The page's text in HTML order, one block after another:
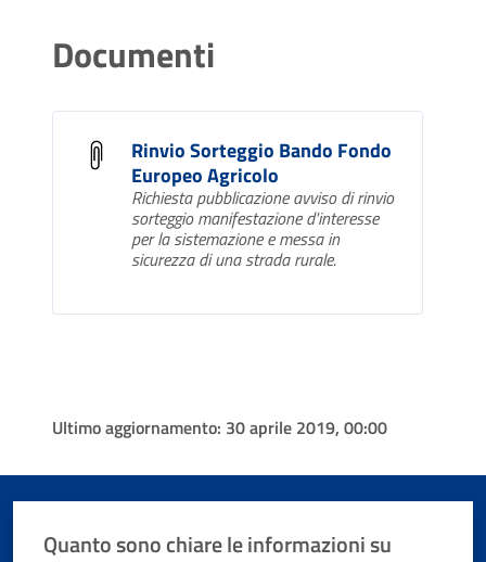
Documenti
Rinvio Sorteggio Bando Fondo
Europeo Agricolo
Richiesta pubblicazione avviso di rinvio
sorteggio manifestazione d'interesse
per la sistemazione e messa in
sicurezza di una strada rurale.
Ultimo aggiornamento: 30 aprile 2019, 00:00
Quanto sono chiare le informazioni su